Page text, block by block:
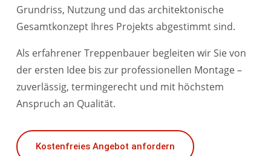
Grundriss, Nutzung und das architektonische
Gesamtkonzept Ihres Projekts abgestimmt sind.
Als erfahrener Treppenbauer begleiten wir Sie von
der ersten Idee bis zur professionellen Montage –
zuverlässig, termingerecht und mit höchstem
Anspruch an Qualität.
Kostenfreies Angebot anfordern